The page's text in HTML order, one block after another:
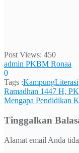
Post Views: 450
admin PKBM Ronaa
0
Tags :KampungLiterasi
Navigasi
pos
Ramadhan 1447 H,
Mengapa Pendidikan
Tinggalkan
Alamat email Anda